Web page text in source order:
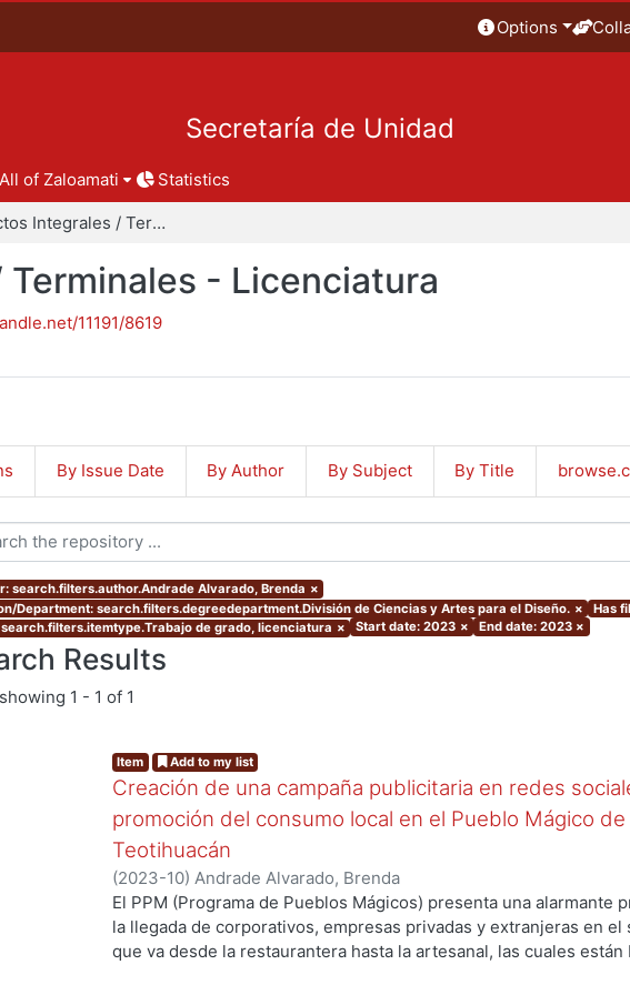
Options
Secretaría de Unidad
All of Zaloamati Statistics
Proyectos Integrales / Terminales - Licenciatura
- Licenciatura
11191/8619
By Issue Date By Author By Subject By Title
search.filters.author.Andrade Alvarado, Brenda ×
Department: search.filters.degreedepartment.División de Ciencias y Artes para el Diseño. × Has
de grado, licenciatura × Start date: 2023 × End date: 2023 ×
Results
1 - 1 of 1
Item Add to my list
Creación de una campaña publicitaria en redes
promoción del consumo local en el Pueblo Mágico de
Teotihuacán
(2023-10) Andrade Alvarado, Brenda
El PPM (Programa de Pueblos Mágicos) presenta una alarmante
la llegada de corporativos, empresas privadas y extranjeras en
que va desde la restaurantera hasta la artesanal, las cuales están